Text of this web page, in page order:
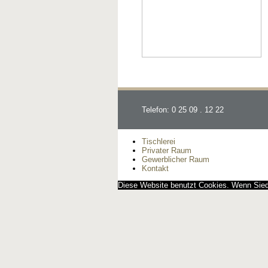
Telefon: 0 25 09 . 12 22
Tischlerei
Privater Raum
Gewerblicher Raum
Kontakt
Diese Website benutzt Cookies. Wenn